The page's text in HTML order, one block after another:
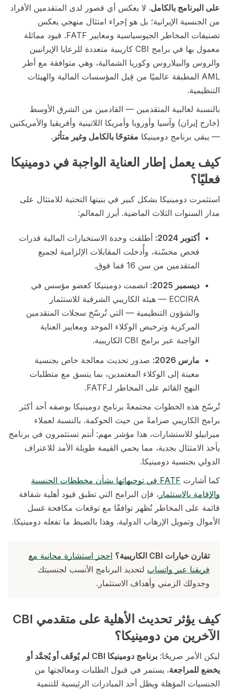
على البرنامج بالكامل. لا يعكس أي قصور لدى المتقدمين الأفراد
من الجنسية الإيرانية؛ بل هو إجراء امتثال منهجي يعكس
تصنيفات المخاطر الجيوسياسية ومعايير FATF. قيود مماثلة
معمول بها في برامج CBI كاريبية متعددة للرعايا الإيرانيين
والروس والبيلاروس وكوريا الشمالية، وهي متوافقة مع أطر
AML المطبقة عالميًا من قِبل المؤسسات المالية والهيئات
التنظيمية.
بالنسبة لغالبية المتقدمين — القادمين من الشرق الأوسط
(خارج إيران) وآسيا وأوروبا وأمريكا اللاتينية وأفريقيا والأمريكتين
— يبقى برنامج دومينيكا مفتوحًا بالكامل وغير متأثر .
كيف يعمل إطار العناية الواجبة في دومينيكا
فعليًا؟
استثمرت دومينيكا بشكل كبير في بنيتها التحتية للامتثال على
مدار السنوات الثلاث الماضية. أبرز المعالم:
أكتوبر 2024:
أطلقت وحدة الاستخبارات المالية قدرات
فحص محسّنة، وأُدخلت المقابلات الإلزامية لجميع
المتقدمين من سن 16 فما فوق.
ديسمبر 2025:
انضمت دومينيكا كعضو مؤسس في
ECCIRA — هيئة الكاريبي الشرقية للاستثمار
والشؤون التنظيمية — التي تُرسّخ سجلات المتقدمين
المركزية وترخيص الوكلاء الموحد ومعايير العناية
الواجبة عبر برامج CBI الكاريبية.
مارس 2026:
صدور تحديث معالجة خاص بجنسية
معينة إلى الوكلاء المعتمدين، بما يتسق مع متطلبات
النهج القائم على المخاطر لـFATF.
تُرسّخ هذه الخطوات مجتمعةً برنامج دومينيكا بوصفه أحد أكثر
برامج الكاريبي صرامةً من حيث الحوكمة. بالنسبة لعملاء
ميرابيلو للاستشارات، هذا مؤشر مهم: أنتم تستثمرون في برنامج
يأخذ الامتثال بجدية، مما يحمي القيمة طويلة الأمد للاعتراف
الدولي بجنسية دومينيكا.
كما أشارت
FATF في توجيهاتها بشأن مخططات الجنسية
والإقامة بالاستثمار ، فإن البرامج التي تطبق قيود أهلية شفافة
قائمة على المخاطر تُظهر توافقًا مع توقعات مكافحة غسل
الأموال وتمويل الإرهاب الدولية. وهذا بالضبط ما تفعله دومينيكا.
تقارن خيارات CBI الكاريبية؟
احجز استشارة مجانية مع
فريقنا عبر واتساب لتحديد البرنامج الأنسب لجنسيتك
وجدولك الزمني وأهداف الاستثمار.
كيف يؤثر تحديث الأهلية على متقدمي CBI
الآخرين من دومينيكا؟
ليكن الأمر صريحًا:
برنامج دومينيكا CBI لم يُوقَف أو يُجمَّد أو
يخضع للمراجعة. يستمر في قبول الطلبات ومعالجتها من
الجنسيات المؤهلة ويظل أحد المبادرات الرئيسية للتنمية